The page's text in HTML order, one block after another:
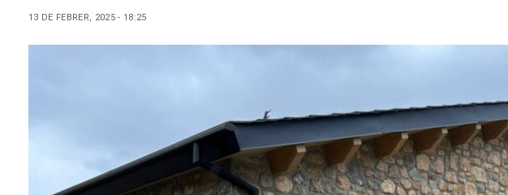
13 DE FEBRER, 2025 - 18:25